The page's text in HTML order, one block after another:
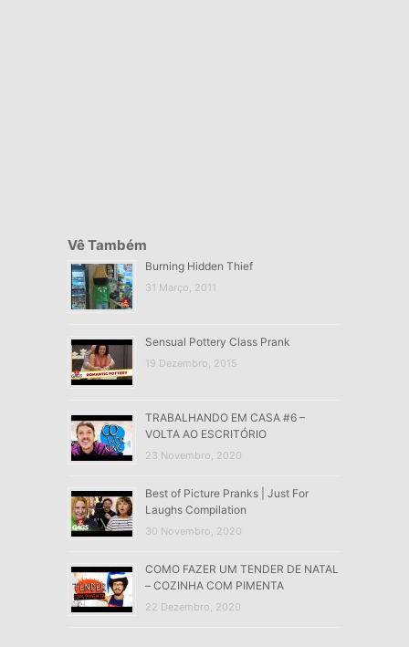
Vê Também
Burning Hidden Thief
31 Março, 2011
Sensual Pottery Class Prank
19 Dezembro, 2015
TRABALHANDO EM CASA #6 –
VOLTA AO ESCRITÓRIO
23 Novembro, 2020
Best of Picture Pranks | Just For
Laughs Compilation
30 Novembro, 2020
COMO FAZER UM TENDER DE NATAL
– COZINHA COM PIMENTA
22 Dezembro, 2020